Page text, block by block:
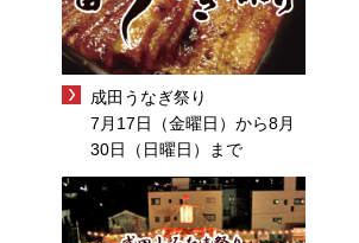
成田うなぎ祭り
7月17日（金曜日）から8月
30日（日曜日）まで